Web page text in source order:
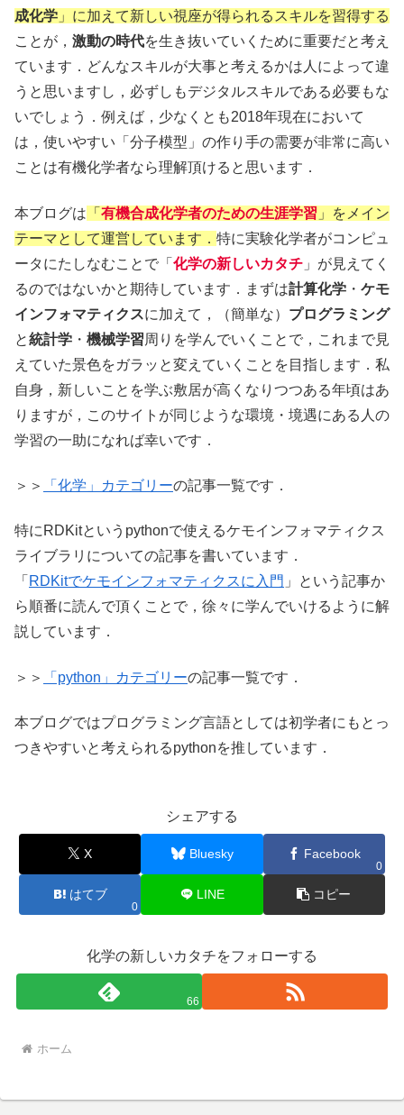
成化学 」に加えて新しい視座が得られるスキルを習得する
ことが， 激動の時代を生き抜いていくために重要だと考え
ています．どんなスキルが大事と考えるかは人によって違
うと思いますし，必ずしもデジタルスキルである必要もな
いでしょう．例えば，少なくとも2018年現在において
は，使いやすい「分子模型」の作り手の需要が非常に高い
ことは有機化学者なら理解頂けると思います．
本ブログは 「 有機合成化学者のための生涯学習 」をメイン
テーマとして運営しています． 特に実験化学者がコンピュ
ータにたしなむことで「 化学の新しいカタチ 」が見えてく
るのではないかと期待しています．まずは計算化学 ・ ケモ
インフォマティクスに加えて，（簡単な） プログラミング
と統計学 ・ 機械学習周りを学んでいくことで，これまで見
えていた景色をガラッと変えていくことを目指します．私
自身，新しいことを学ぶ敷居が高くなりつつある年頃はあ
りますが，このサイトが同じような環境・境遇にある人の
学習の一助になれば幸いです．
＞＞ 「化学」カテゴリーの記事一覧です．
特にRDKitというpythonで使えるケモインフォマティクス
ライブラリについての記事を書いています．
「 RDKitでケモインフォマティクスに入門 」という記事か
ら順番に読んで頂くことで，徐々に学んでいけるように解
説しています．
＞＞ 「python」カテゴリーの記事一覧です．
本ブログではプログラミング言語としては初学者にもとっ
つきやすいと考えられるpythonを推しています．
シェアする
X Bluesky Facebook
0
はてブ
0
LINE コピー
化学の新しいカタチをフォローする
66
ホーム